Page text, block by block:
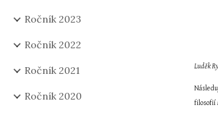
Ročník 2023
Ročník 2022
Ročník 2021
Ročník 2020
Luděk
filosofií